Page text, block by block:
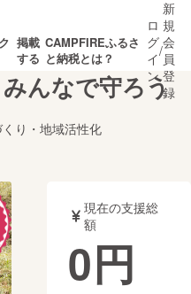
ト ゲーム・サ
掲載
する
CAMPFIREふるさ
と納税とは？
ロ
グ
イ
ン
/
新
規
会
員
登
録
んなで守ろう
くり・地域活性化
現在の支援総
額
0円